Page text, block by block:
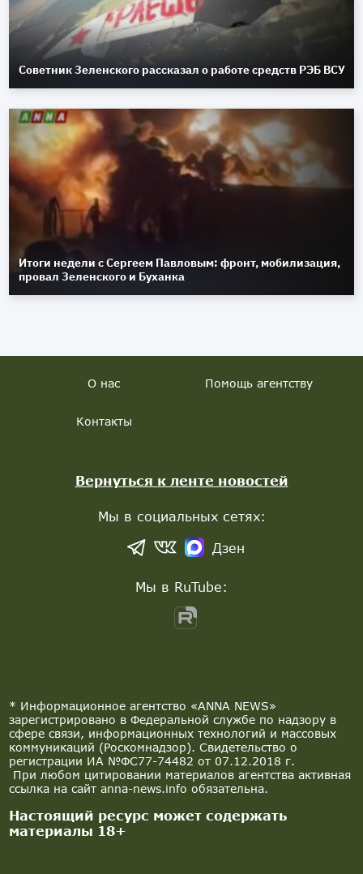
Советник Зеленского рассказал о работе средств РЭБ ВСУ
Итоги недели с Сергеем Павловым: фронт, мобилизация,
провал Зеленского и Буханка
* Информационное агентство «ANNA NEWS»
зарегистрировано в Федеральной службе по надзору в
сфере связи, информационных технологий и массовых
коммуникаций (Роскомнадзор). Свидетельство о
регистрации ИА №ФС77-74482 от 07.12.2018 г.
При любом цитировании материалов агентства активная
ссылка на сайт anna-news.info обязательна.
Настоящий ресурс может содержать
материалы 18+
О нас Помощь агентству
Контакты
Вернуться к ленте новостей
Мы в социальных сетях:
Дзен
Мы в RuTube: